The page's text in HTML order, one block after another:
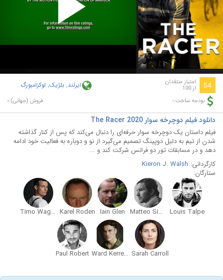
Play
Video
54 امتیاز منتقدان
از 100 ایرلند, بلژیک, لوکزامبورگ
بودجه ساخت:- فروش (جهانی):-
دانلود فیلم دوچرخه سوار The Racer 2020
فیلم داستان یک دوچرخه سوار حرفه‌ای را دنبال می‌کند که پس از کنار گذاشته
شدن از تیم به دلیل دوپینگ تصمیم می‌گیرد از نو و دوباره به فعالیت خود ادامه
دهد و در مسابقات تور دو فرانس شرکت کند و ...
کارگردانی: Kieron J. Walsh
ستارگان:
Louis Talpe
Matteo Simoni
Iain Glen
Karel Roden
Timo Wagner
Sarah Carroll
Ward Kerremans
Paul Robert